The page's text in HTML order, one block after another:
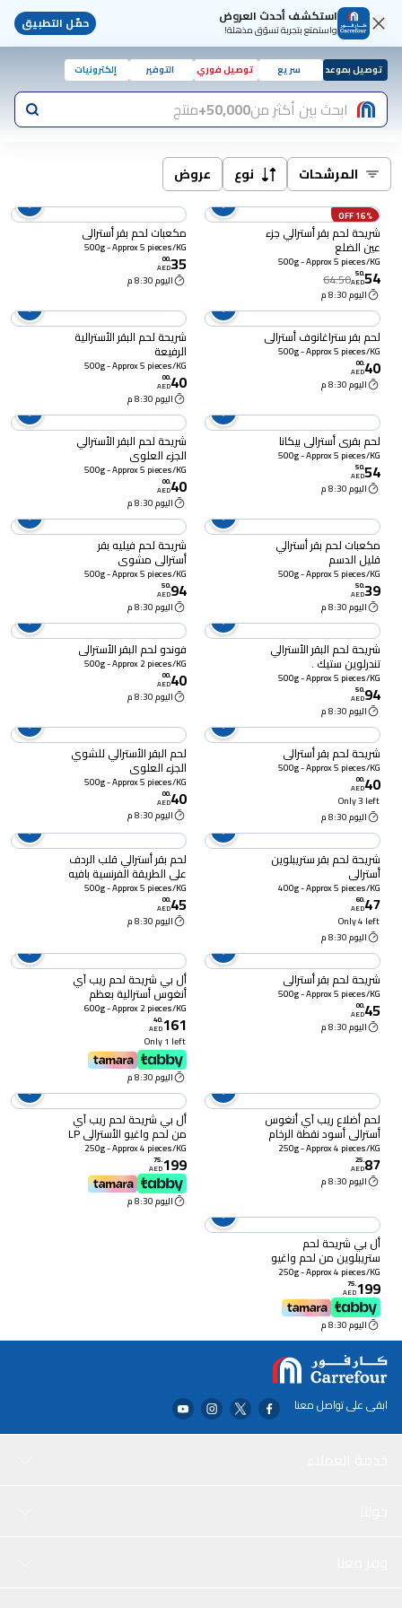
استكشف أحدث العروض
واستمتع بتجربة تسوّق مذهلة! حمّل التطبيق
توصيل بموعد سريع توصيل فوري التوفير إلكترونيات
ابحث بين أكثر من50,000+ منتج
المرشحات نوع عروض
16% OFF
شريحة لحم بقر أسترالي جزء
عين الضلع
500g - Approx 5 pieces/KG
54
.
50
AED
64.50
اليوم 8:30 م
مكعبات لحم بقر أسترالي
500g - Approx 5 pieces/KG
35
.
00
AED
اليوم 8:30 م
لحم بقر ستراغانوف أسترالي
500g - Approx 5 pieces/KG
40
.
00
AED
اليوم 8:30 م
شريحة لحم البقر الأسترالية
الرفيعة
500g - Approx 5 pieces/KG
40
.
00
AED
اليوم 8:30 م
لحم بقري أسترالي بيكانا
500g - Approx 5 pieces/KG
54
.
50
AED
اليوم 8:30 م
شريحة لحم البقر الأسترالي
الجزء العلوي
500g - Approx 5 pieces/KG
40
.
00
AED
اليوم 8:30 م
مكعبات لحم بقر أسترالي
قليل الدسم
500g - Approx 5 pieces/KG
39
.
50
AED
اليوم 8:30 م
شريحة لحم فيليه بقر
أسترالي مشوي
500g - Approx 5 pieces/KG
94
.
50
AED
اليوم 8:30 م
شريحة لحم البقر الأسترالي
تندرلوين ستيك .
500g - Approx 5 pieces/KG
94
.
50
AED
اليوم 8:30 م
فوندو لحم البقر الأسترالي
500g - Approx 2 pieces/KG
40
.
00
AED
اليوم 8:30 م
شريحة لحم بقر أسترالي
500g - Approx 5 pieces/KG
40
.
00
AED
Only 3 left
اليوم 8:30 م
لحم البقر الأسترالي للشوي
الجزء العلوي
500g - Approx 5 pieces/KG
40
.
00
AED
اليوم 8:30 م
شريحة لحم بقر ستريبلوين
أسترالي
400g - Approx 5 pieces/KG
47
.
60
AED
Only 4 left
اليوم 8:30 م
لحم بقر أسترالي قلب الردف
على الطريقة الفرنسية بافيه
500g - Approx 5 pieces/KG
45
.
00
AED
اليوم 8:30 م
شريحة لحم بقر أسترالي
500g - Approx 5 pieces/KG
45
.
00
AED
اليوم 8:30 م
أل بي شريحة لحم ريب آي
أنغوس أسترالية بعظم
MB3+
600g - Approx 2 pieces/KG
161
.
40
AED
Only 1 left
اليوم 8:30 م
لحم أضلاع ريب آي أنغوس
أسترالي أسود نقطة الرخام
2+
250g - Approx 4 pieces/KG
87
.
25
AED
اليوم 8:30 م
أل بي شريحة لحم ريب آي
من لحم واغيو الأسترالي LP
9+
250g - Approx 4 pieces/KG
199
.
75
AED
اليوم 8:30 م
أل بي شريحة لحم
ستريبلوين من لحم واغيو
الأسترالي MB 9+
250g - Approx 4 pieces/KG
199
.
75
AED
اليوم 8:30 م
ابقى على تواصل معنا